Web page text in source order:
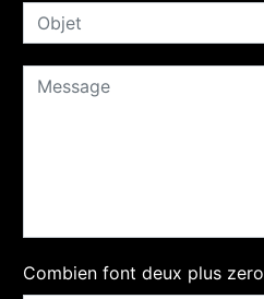
Combien font deux plus zero